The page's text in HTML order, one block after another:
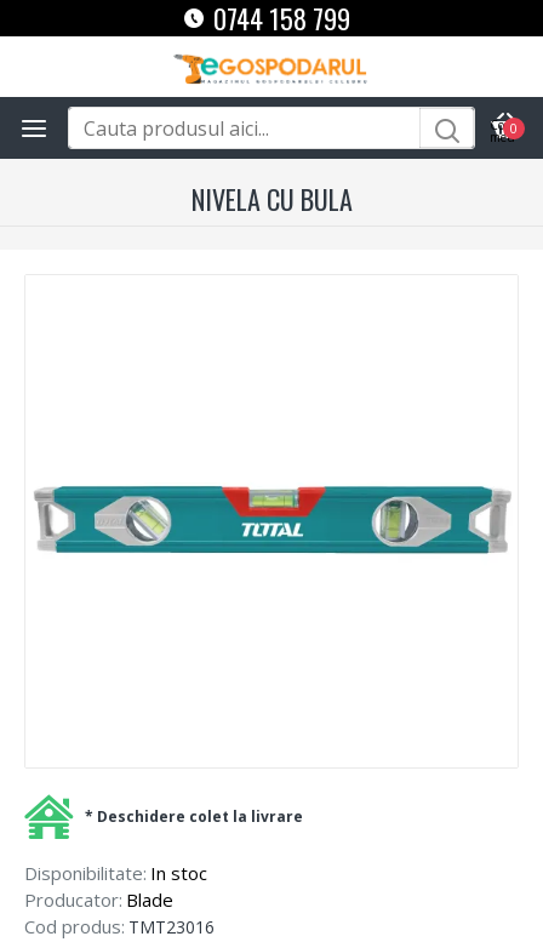
0744 158 799
0
NIVELA CU BULA
Disponibilitate: In stoc
Producator: Blade
Cod produs: TMT23016
* Deschidere colet la livrare